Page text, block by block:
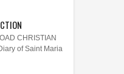
CHRISTIAN
of Saint Maria